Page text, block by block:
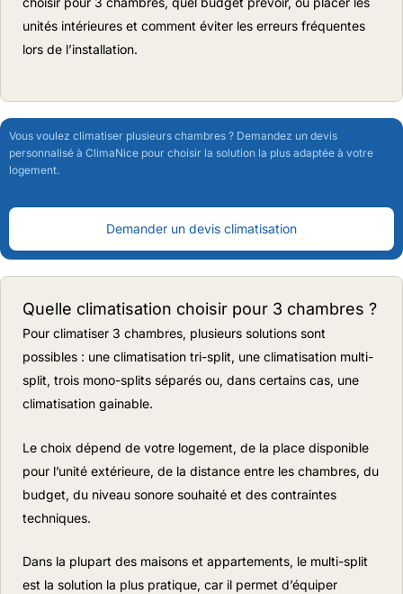
unités intérieures et comment éviter les erreurs fréquentes
lors de l’installation.
Vous voulez climatiser plusieurs chambres ? Demandez un devis
personnalisé à ClimaNice pour choisir la solution la plus adaptée à votre
logement.
Demander un devis climatisation
Quelle climatisation choisir pour 3 chambres ?
Pour climatiser 3 chambres, plusieurs solutions sont
possibles : une climatisation tri-split, une climatisation multi-
split, trois mono-splits séparés ou, dans certains cas, une
climatisation gainable.
Le choix dépend de votre logement, de la place disponible
pour l’unité extérieure, de la distance entre les chambres, du
budget, du niveau sonore souhaité et des contraintes
techniques.
Dans la plupart des maisons et appartements, le multi-split
est la solution la plus pratique, car il permet d’équiper